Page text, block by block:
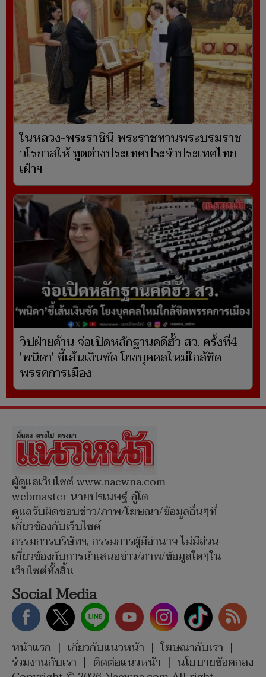
ในหลวง-พระราชินี พระราชทานพระบรมราช
วโรกาสให้ ทูตต่างประเทศประจำประเทศไทย
เฝ้าฯ
วิปฝ่ายค้าน จ่อเปิดหลักฐานคดีฮั้ว สว. ครั้งที่4
'พนิดา' ชี้เส้นเงินชัด โยงบุคคลใหม่ใกล้ชิด
พรรคการเมือง
ผู้ดูแลเว็บไซต์ www.naewna.com
webmaster นายปรเมษฐ์ ภู่โต
ดูแลรับผิดชอบข่าว/ภาพ/โฆษณา/ข้อมูลอื่นๆที่
เกี่ยวข้องกับเว็บไซต์
กรรมการบริษัทฯ, กรรมการผู้มีอำนาจ ไม่มีส่วน
เกี่ยวข้องกับการนำเสนอข่าว/ภาพ/ข้อมูลใดๆใน
เว็บไซต์ทั้งสิ้น
Social Media
หน้าแรก | เกี่ยวกับแนวหน้า | โฆษณากับเรา |
ร่วมงานกับเรา | ติดต่อแนวหน้า | นโยบายข้อตกลง